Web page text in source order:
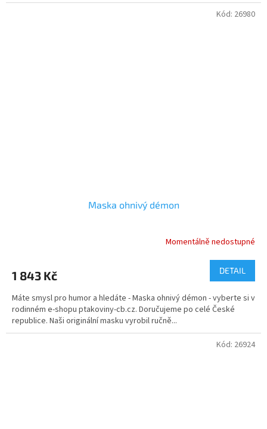
Maska ohnivý démon
Momentálně nedostupné
1 843 Kč DETAIL
Máte smysl pro humor a hledáte - Maska ohnivý démon - vyberte si v
rodinném e-shopu ptakoviny-cb.cz. Doručujeme po celé České
republice. Naši originální masku vyrobil ručně...
Kód: 26980
Kód: 26924